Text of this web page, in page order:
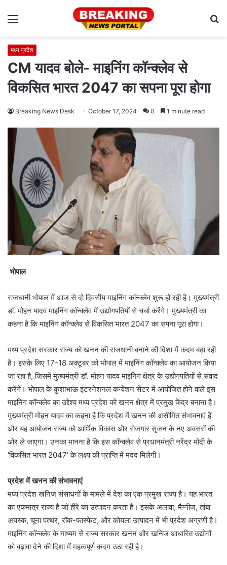
Menu
मध्य प्रदेश
CM यादव बोले- माइनिंग कॉन्क्लेव से
विकसित भारत 2047 का सपना पूरा होगा
Breaking News Desk October 17, 2024 0 1 minute read
भोपाल
राजधानी भोपाल में आज से दो दिवसीय माइनिंग कॉन्क्लेव शुरू हो रही है। मुख्यमंत्री
डॉ. मोहन यादव माइनिंग कॉन्क्लेव में उद्योगपतियों से चर्चा करेंगे। मुख्यमंत्री का
कहना है कि माइनिंग कॉन्क्लेव से विकसित भारत 2047 का सपना पूरा होगा।
मध्य प्रदेश सरकार राज्य को खनन की राजधानी बनाने की दिशा में कदम बढ़ा रही
है। इसके लिए 17-18 अक्टूबर को भोपाल में माइनिंग कॉन्क्लेव का आयोजन किया
जा रहा है, जिसमें मुख्यमंत्री डॉ. मोहन यादव माइनिंग क्षेत्र के उद्योगपतियों से संवाद
करेंगे। भोपाल के कुशाभाऊ इंटरनेशनल कन्वेंशन सेंटर में आयोजित होने वाले इस
माइनिंग कॉन्क्लेव का उद्देश्य मध्य प्रदेश को खनन क्षेत्र में प्रमुख केंद्र बनाना है।
मुख्यमंत्री मोहन यादव का कहना है कि प्रदेश में खनन की असीमित संभावनाएं हैं
और यह आयोजन राज्य को आर्थिक विकास और रोजगार सृजन के नए अवसरों की
ओर ले जाएगा। उनका मानना है कि इस कॉन्क्लेव से प्रधानमंत्री नरेंद्र मोदी के
'विकसित भारत 2047' के लक्ष्य की प्राप्ति में मदद मिलेगी।
प्रदेश में खनन की संभावनाएं
मध्य प्रदेश खनिज संसाधनों के मामले में देश का एक प्रमुख राज्य है। यह भारत
का एकमात्र राज्य है जो हीरे का उत्पादन करता है। इसके अलावा, मैग्नीज, तांबा
अयस्क, चूना पत्थर, रॉक-फास्फेट, और कोयला उत्पादन में भी प्रदेश अग्रणी है।
माइनिंग कॉन्क्लेव के माध्यम से राज्य सरकार खनन और खनिज आधारित उद्योगों
को बढ़ावा देने की दिशा में महत्वपूर्ण कदम उठा रही है।